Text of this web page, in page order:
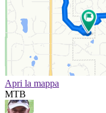
Apri la mappa
MTB